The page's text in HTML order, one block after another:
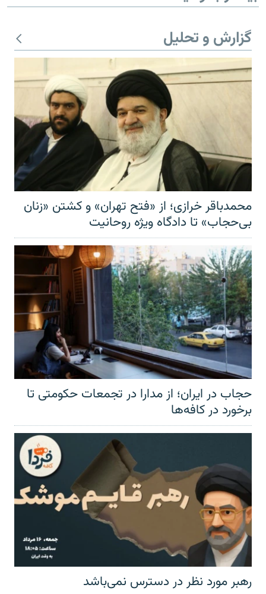
گزارش و تحلیل
محمدباقر خرازی؛ از «فتح تهران» و کشتن «زنان
بی‌حجاب» تا دادگاه ویژه روحانیت
حجاب در ایران؛ از مدارا در تجمعات حکومتی تا
برخورد در کافه‌ها
رهبر مورد نظر در دسترس نمی‌باشد